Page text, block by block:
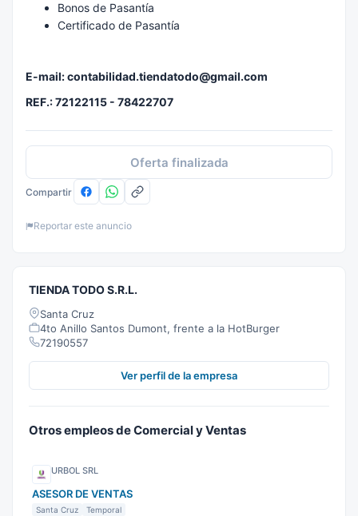
Bonos de Pasantía
Certificado de Pasantía
E-mail: contabilidad.tiendatodo@gmail.com
REF.: 72122115 - 78422707
Oferta finalizada
Compartir
Reportar este anuncio
TIENDA TODO S.R.L.
Santa Cruz
4to Anillo Santos Dumont, frente a la HotBurger
72190557
Ver perfil de la empresa
Otros empleos de Comercial y Ventas
URBOL SRL
ASESOR DE VENTAS
Santa Cruz Temporal